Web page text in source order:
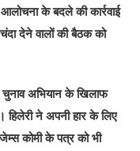
के बदले की कार्रवाई
देने वालों की बैठक को
अभियान के खिलाफ
हिलेरी ने अपनी हार के लिए
कोमी के पत्र को भी